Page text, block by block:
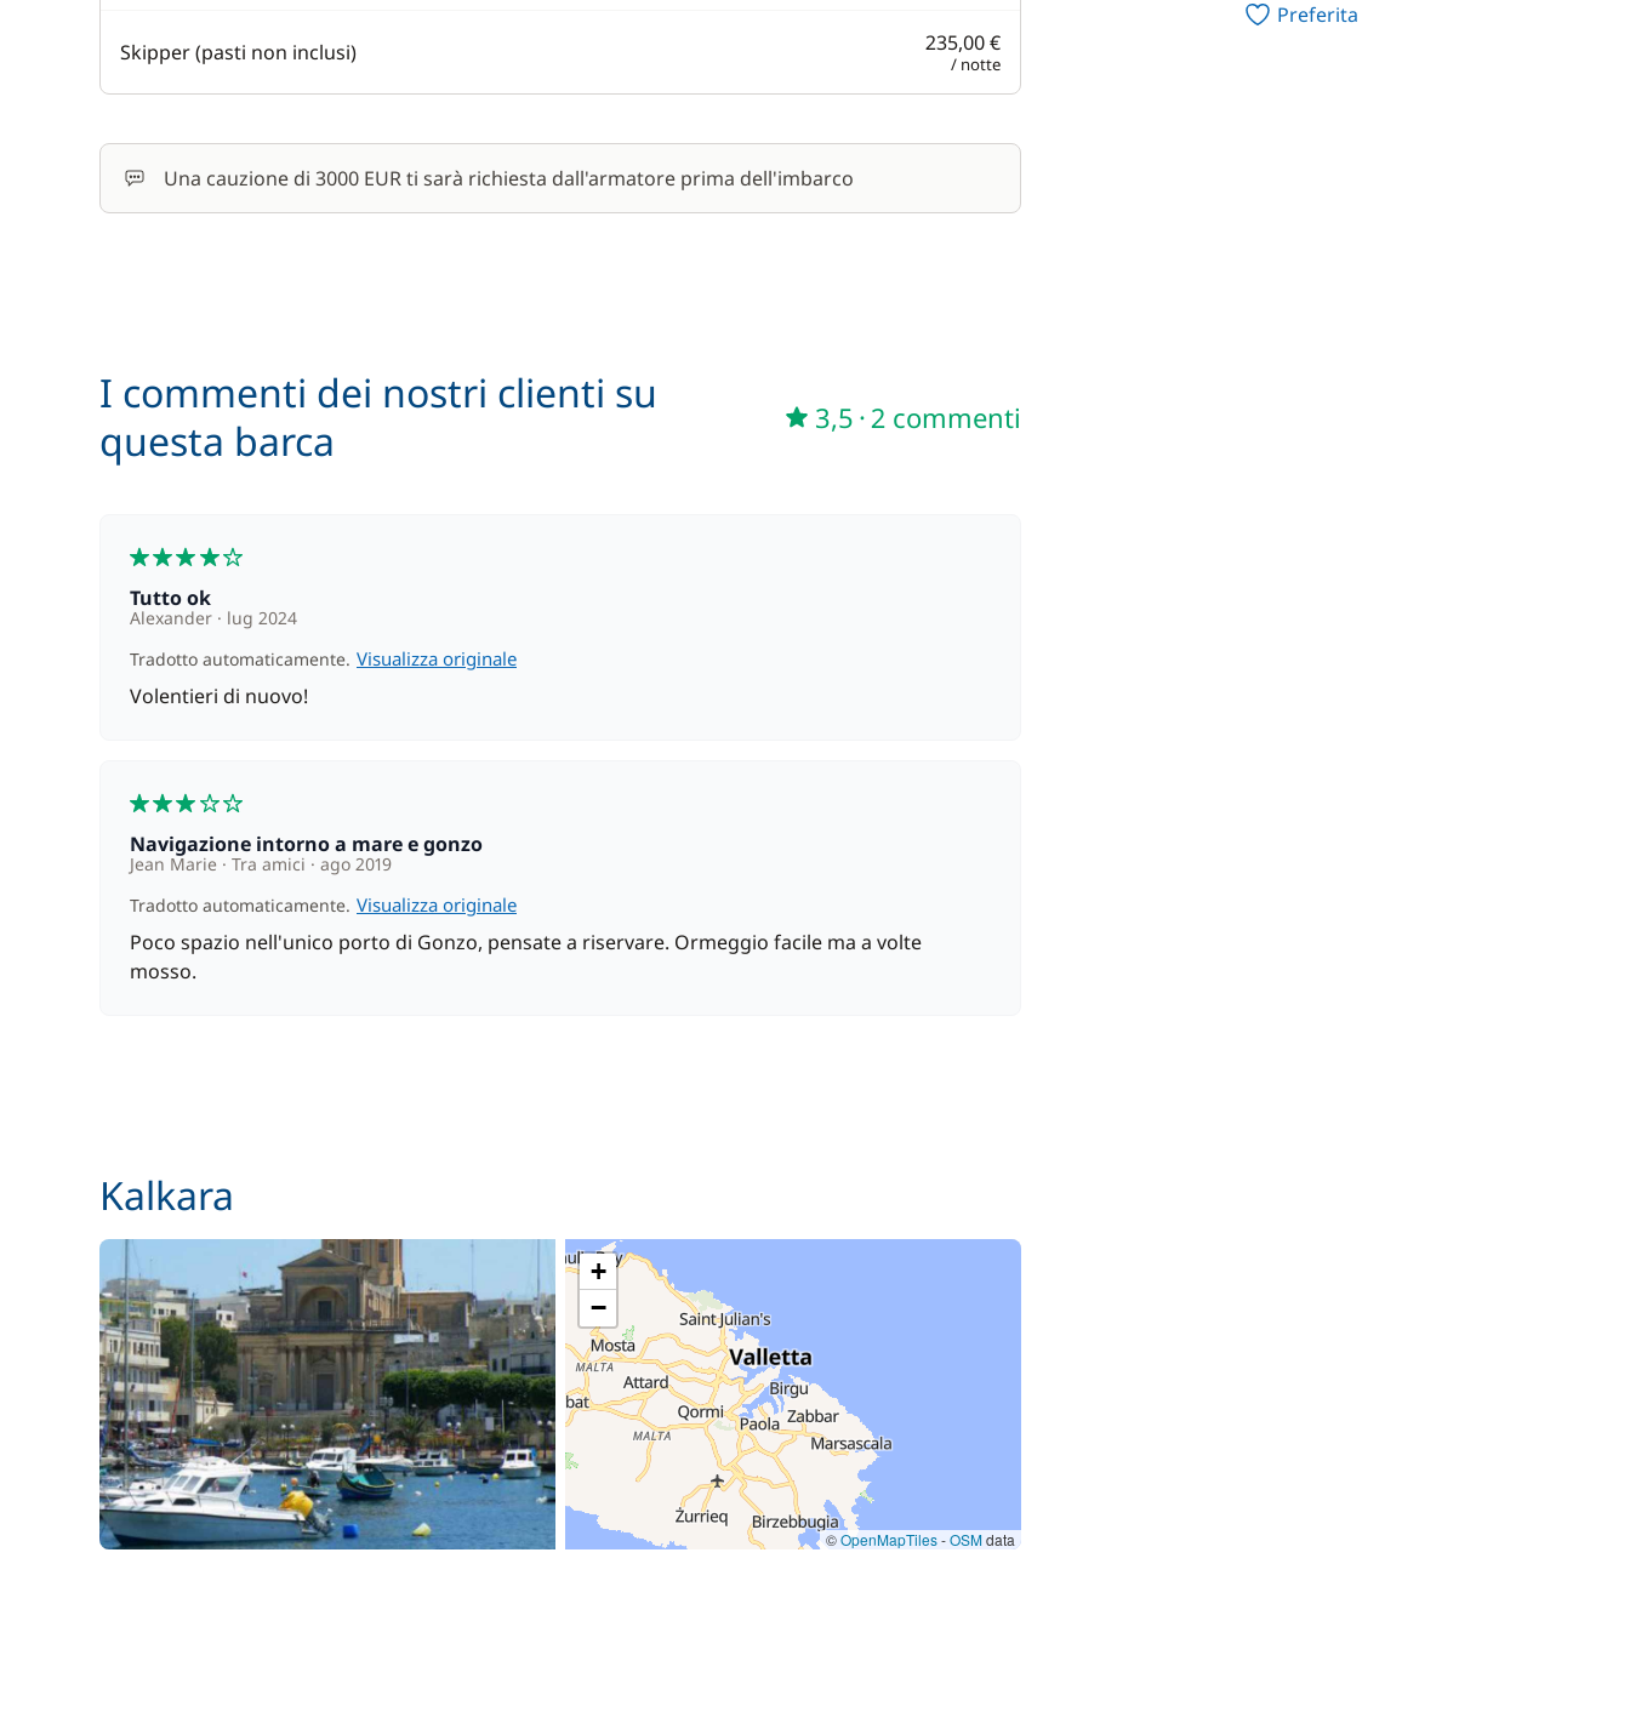
Skipper (pasti non inclusi) 235,00 €
/ notte
Una cauzione di 3000 EUR ti sarà richiesta dall'armatore prima dell'imbarco
I commenti dei nostri clienti su
questa barca
3,5 ·2 commenti
Tutto ok
Alexander
lug 2024
Tradotto automaticamente. Visualizza originale
Volentieri di nuovo!
Navigazione intorno a mare e gonzo
Jean Marie Tra amici
ago 2019
Tradotto automaticamente. Visualizza originale
Poco spazio nell'unico porto di Gonzo, pensate a riservare. Ormeggio facile ma a volte
mosso.
Kalkara
+
−
©OpenMapTiles-OSMdata
Preferita